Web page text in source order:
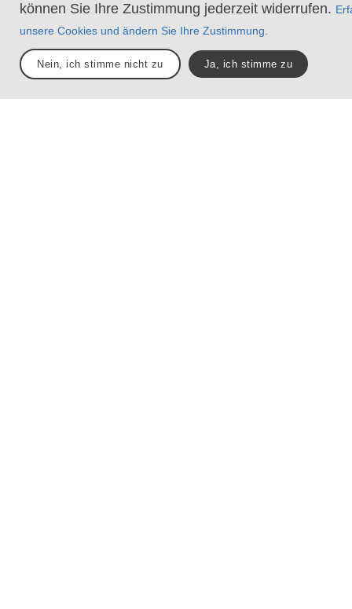
können Sie Ihre Zustimmung jederzeit widerrufen.
unsere Cookies und ändern Sie Ihre Zustimmung.
Nein, ich stimme nicht zu Ja, ich stimme zu